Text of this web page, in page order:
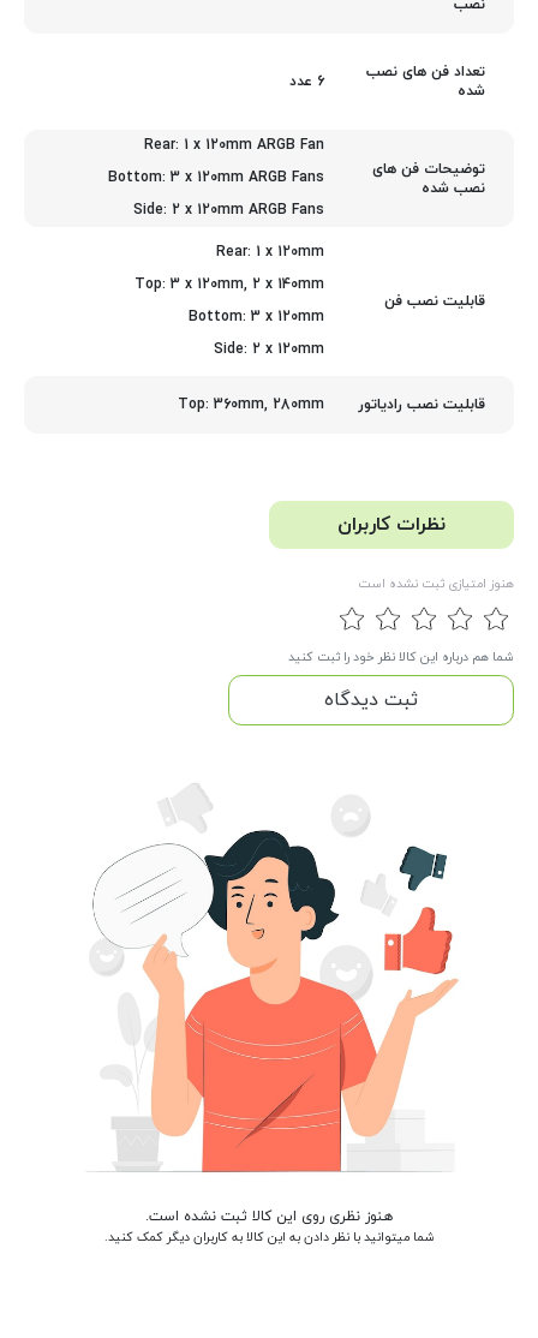
نصب
تعداد فن های نصب
شده
6 عدد
توضیحات فن های
نصب شده
Rear: 1 x 120mm ARGB Fan
Bottom: 3 x 120mm ARGB Fans
Side: 2 x 120mm ARGB Fans
قابلیت نصب فن
Rear: 1 x 120mm
Top: 3 x 120mm, 2 x 140mm
Bottom: 3 x 120mm
Side: 2 x 120mm
قابلیت نصب رادیاتور Top: 360mm, 280mm
نظرات کاربران
هنوز امتیازی ثبت نشده است
شما هم درباره این کالا نظر خود را ثبت کنید
ثبت دیدگاه
هنوز نظری روی این کالا ثبت نشده است.
شما میتوانید با نظر دادن به این کالا به کاربران دیگر کمک کنید.